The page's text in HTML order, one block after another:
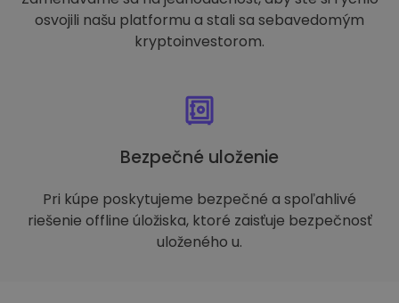
osvojili našu platformu a stali sa sebavedomým
kryptoinvestorom.
Bezpečné uloženie
Pri kúpe poskytujeme bezpečné a spoľahlivé
riešenie offline úložiska, ktoré zaisťuje bezpečnosť
uloženého u.